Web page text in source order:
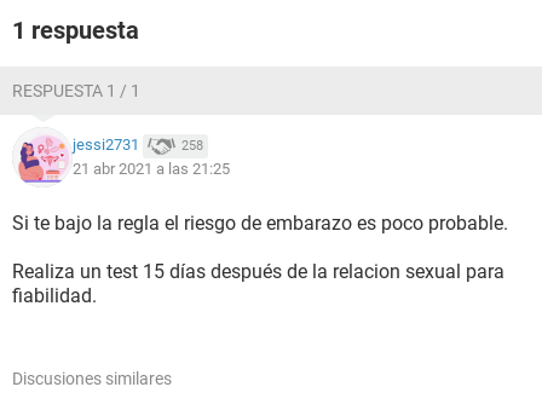
1 respuesta
RESPUESTA 1 / 1
jessi2731 258
21 abr 2021 a las 21:25
Si te bajo la regla el riesgo de embarazo es poco probable.
Realiza un test 15 días después de la relacion sexual para
fiabilidad.
Discusiones similares